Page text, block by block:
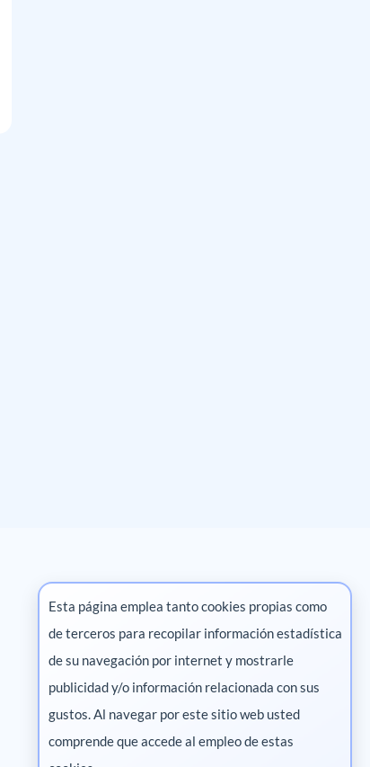
Marketing digital
Pharma
Esta página emplea tanto cookies propias como
de terceros para recopilar información estadística
de su navegación por internet y mostrarle
publicidad y/o información relacionada con sus
gustos. Al navegar por este sitio web usted
comprende que accede al empleo de estas